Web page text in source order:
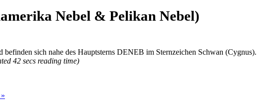
Nebel & Pelikan Nebel)
sich nahe des Hauptsterns DENEB im Sternzeichen Schwan (Cygnus).
42 secs reading time)